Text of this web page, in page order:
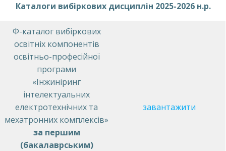
Каталоги вибіркових дисциплін 2025-2026 н.р.
Ф-каталог вибіркових
освітніх компонентів
освітньо-професійної
програми
«Інжиніринг
інтелектуальних
електротехнічних та
мехатронних комплексів»
за першим
(бакалаврським)
завантажити